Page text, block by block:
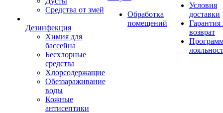
Средства от змей
Дезинфекция
Химия для
бассейна
Бесхлорные
средства
Хлорсодержащие
Обеззараживание
воды
Кожные
антисептики
Обработка
помещений
Условия
доставки
Гарантия
возврат